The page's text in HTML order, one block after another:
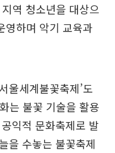
역 청소년을 대상으
영하며 악기 교육과
울세계불꽃축제’도
는 불꽃 기술을 활용
익적 문화축제로 발
을 수놓는 불꽃축제